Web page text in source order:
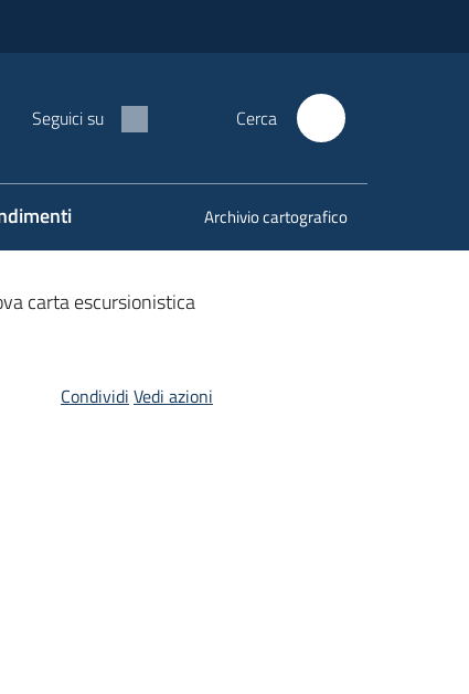
Seguici su Cerca
Archivio cartografico
carta escursionistica
Condividi Vedi azioni